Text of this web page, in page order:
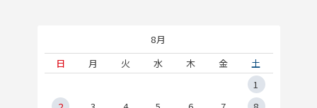
8月
日
月 火 水 木 金
土
1